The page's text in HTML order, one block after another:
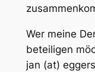
Wer meine
beteiligen
jan (at)